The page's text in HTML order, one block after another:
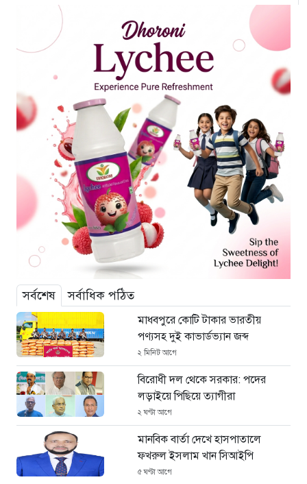
সর্বশেষ সর্বাধিক পঠিত
মাধবপুরে কোটি টাকার ভারতীয়
পণ্যসহ দুই কাভার্ডভ্যান জব্দ
২ মিনিট আগে
বিরোধী দল থেকে সরকার: পদের
লড়াইয়ে পিছিয়ে ত্যাগীরা
২ ঘণ্টা আগে
মানবিক বার্তা দেখে হাসপাতালে
ফখরুল ইসলাম খান সিআইপি
৫ ঘণ্টা আগে